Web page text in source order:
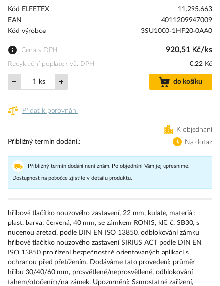
obrázky
Kód ELFETEX
11.295.663
EAN
4011209947009
Kód výrobce
3SU1000-1HF20-0AA0
Cena s DPH 920,51 Kč/ks
Recyklační poplatek vč. DPH 0,22 Kč
ks do košíku
Přidat k porovnání
K objednání
Přibližný termín dodání.
Na dotaz
Přibližný termín dodání není znám. Po objednání Vám jej upřesníme.
Dostupnost na pobočce zjistíte v detailu produktu.
hřibové tlačítko nouzového zastavení, 22 mm, kulaté, materiál:
plast, barva: červená, 40 mm, se zámkem RONIS, klíč č. SB30, s
nucenou aretací, podle DIN EN ISO 13850, odblokování zámku
hřibové tlačítko nouzového zastavení SIRIUS ACT podle DIN EN
ISO 13850 pro řízení bezpečnostně orientovaných aplikací s
ochranou před přetížením. Dodáváme tato provedení: průměr
hřibu 30/40/60 mm, prosvětlené/neprosvětlené, odblokování
tahem/otočením/na zámek. Upozornění: Samostatné zařízení,